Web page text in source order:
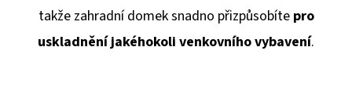
takže zahradní domek snadno přizpůsobíte pro
uskladnění jakéhokoli venkovního vybavení.